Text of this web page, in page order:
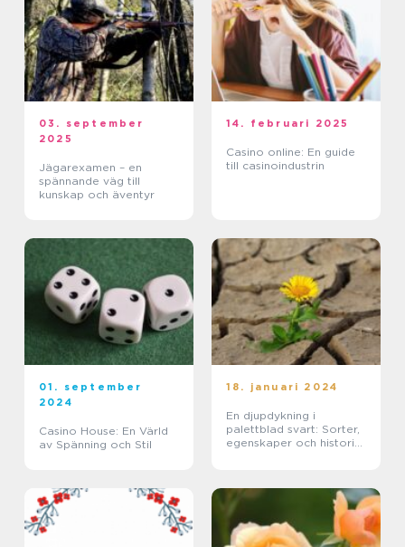
03. september
2025
Jägarexamen – en
spännande väg till
kunskap och äventyr
14. februari 2025
Casino online: En guide
till casinoindustrin
01. september
2024
Casino House: En Värld
av Spänning och Stil
18. januari 2024
En djupdykning i
palettblad svart: Sorter,
egenskaper och historisk